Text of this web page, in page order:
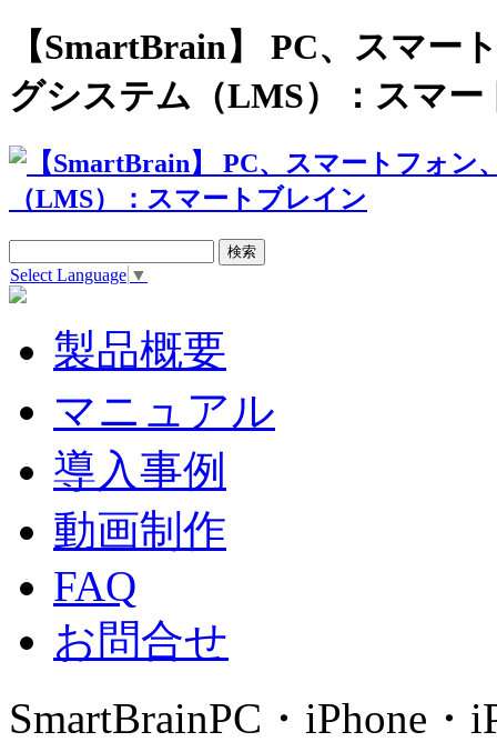
【SmartBrain】 PC、スマー
グシステム（LMS）：スマー
Select Language ▼
製品概要
マニュアル
導入事例
動画制作
FAQ
お問合せ
SmartBrainPC・iPhone・